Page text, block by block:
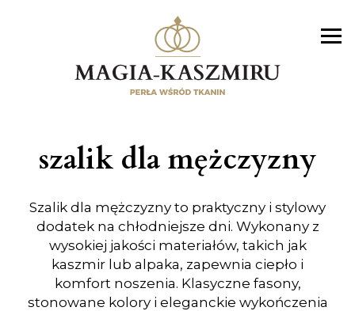
szalik dla mężczyzny
Szalik dla mężczyzny to praktyczny i stylowy
dodatek na chłodniejsze dni. Wykonany z
wysokiej jakości materiałów, takich jak
kaszmir lub alpaka, zapewnia ciepło i
komfort noszenia. Klasyczne fasony,
stonowane kolory i eleganckie wykończenia